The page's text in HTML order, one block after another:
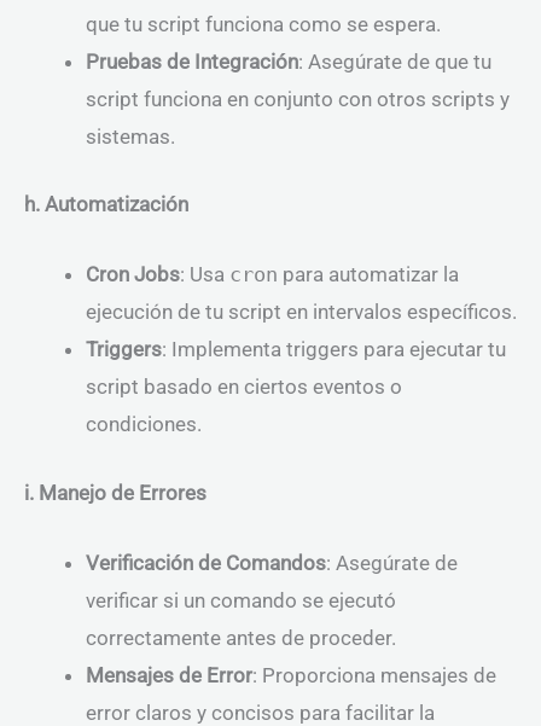
que tu script funciona como se espera.
Pruebas de Integración: Asegúrate de que tu
script funciona en conjunto con otros scripts y
sistemas.
h. Automatización
Cron Jobs: Usa cron para automatizar la
ejecución de tu script en intervalos específicos.
Triggers: Implementa triggers para ejecutar tu
script basado en ciertos eventos o
condiciones.
i. Manejo de Errores
Verificación de Comandos: Asegúrate de
verificar si un comando se ejecutó
correctamente antes de proceder.
Mensajes de Error: Proporciona mensajes de
error claros y concisos para facilitar la